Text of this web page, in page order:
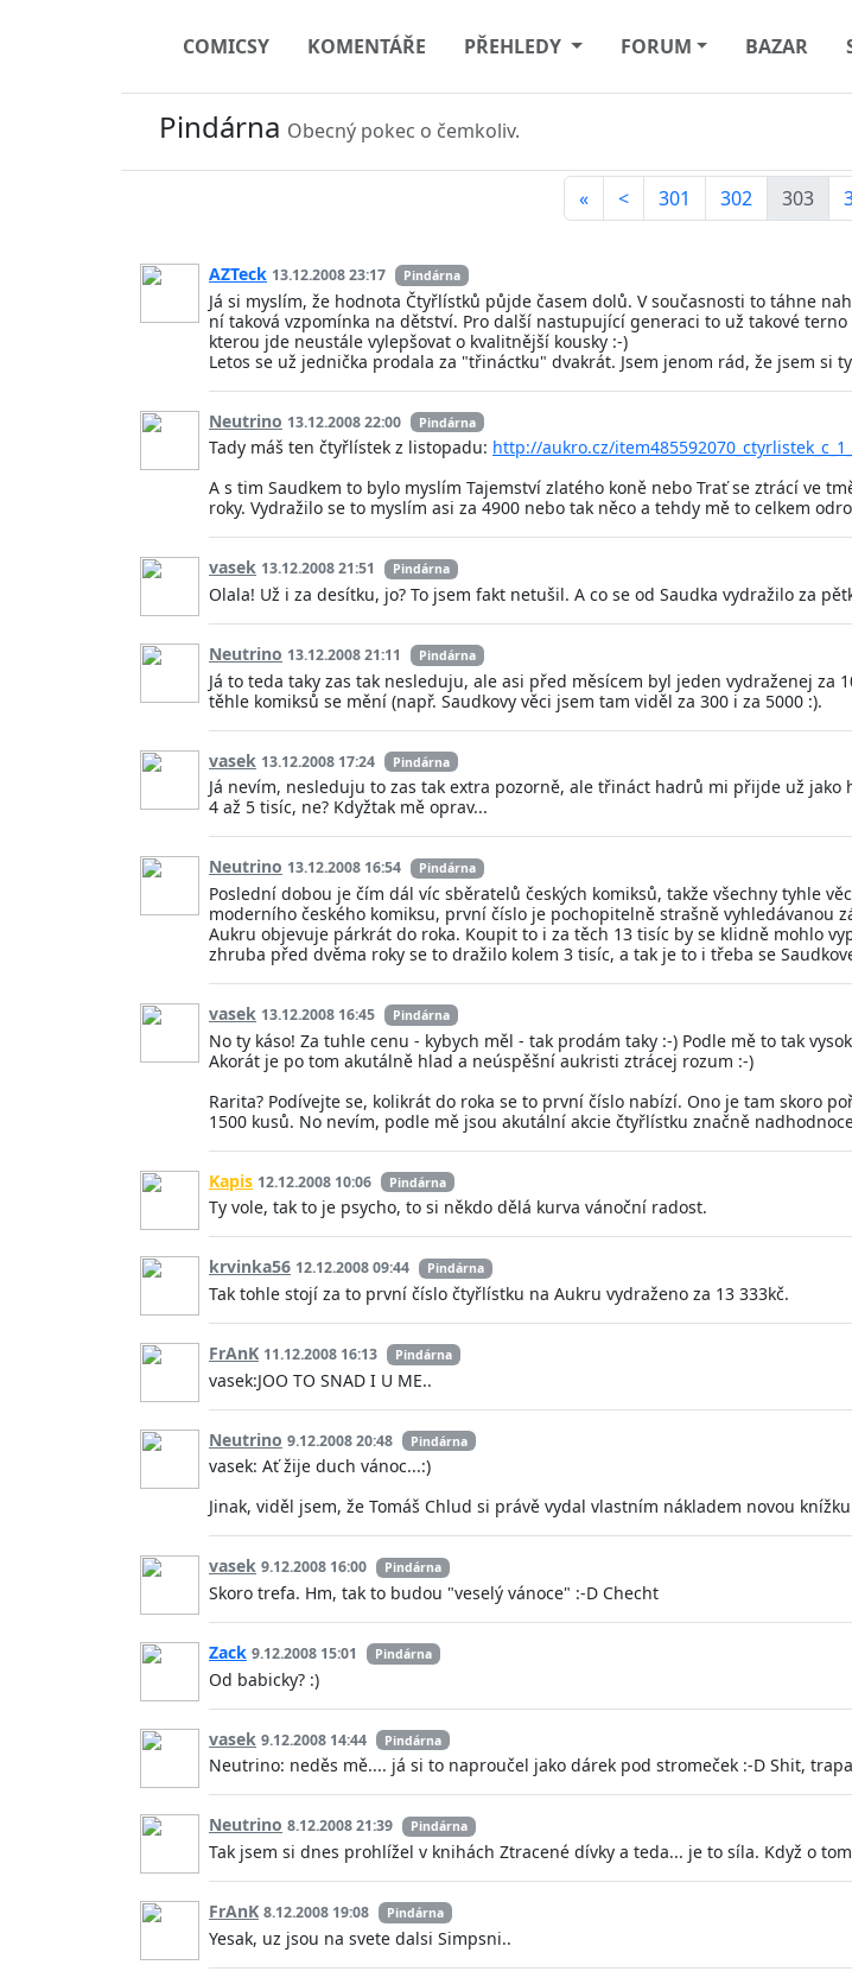
COMICSY KOMENTÁŘE PŘEHLEDY FORUM BAZAR
Pindárna Obecný pokec o čemkoliv.
« < 301 302 303
AZTeck 13.12.2008 23:17 Pindárna
Já si myslím, že hodnota Čtyřlístků půjde časem dolů. V současnosti to táhne
ní taková vzpomínka na dětství. Pro další nastupující generaci to už takové
kterou jde neustále vylepšovat o kvalitnější kousky :-)
Letos se už jednička prodala za "třináctku" dvakrát. Jsem jenom rád, že jsem si
Neutrino 13.12.2008 22:00 Pindárna
Tady máš ten čtyřlístek z listopadu: http://aukro.cz/
A s tim Saudkem to bylo myslím Tajemství zlatého koně nebo Trať se ztrácí ve
roky. Vydražilo se to myslím asi za 4900 nebo tak něco a tehdy mě to celkem
vasek 13.12.2008 21:51 Pindárna
Olala! Už i za desítku, jo? To jsem fakt netušil. A co se od Saudka vydražilo za
Neutrino 13.12.2008 21:11 Pindárna
Já to teda taky zas tak nesleduju, ale asi před měsícem byl jeden vydraženej
těhle komiksů se mění (např. Saudkovy věci jsem tam viděl za 300 i za 5000 :).
vasek 13.12.2008 17:24 Pindárna
Já nevím, nesleduju to zas tak extra pozorně, ale třináct hadrů mi přijde už
4 až 5 tisíc, ne? Kdyžtak mě oprav...
Neutrino 13.12.2008 16:54 Pindárna
Poslední dobou je čím dál víc sběratelů českých komiksů, takže všechny tyhle
moderního českého komiksu, první číslo je pochopitelně strašně vyhledávanou
Aukru objevuje párkrát do roka. Koupit to i za těch 13 tisíc by se klidně mohlo
zhruba před dvěma roky se to dražilo kolem 3 tisíc, a tak je to i třeba se
vasek 13.12.2008 16:45 Pindárna
No ty káso! Za tuhle cenu - kybych měl - tak prodám taky :-) Podle mě to tak
Akorát je po tom akutálně hlad a neúspěšní aukristi ztrácej rozum :-)
Rarita? Podívejte se, kolikrát do roka se to první číslo nabízí. Ono je tam skoro
1500 kusů. No nevím, podle mě jsou akutální akcie čtyřlístku značně
Kapis 12.12.2008 10:06 Pindárna
Ty vole, tak to je psycho, to si někdo dělá kurva vánoční radost.
krvinka56 12.12.2008 09:44 Pindárna
Tak tohle stojí za to první číslo čtyřlístku na Aukru vydraženo za 13 333kč.
FrAnK 11.12.2008 16:13 Pindárna
vasek:JOO TO SNAD I U ME..
Neutrino 9.12.2008 20:48 Pindárna
vasek: Ať žije duch vánoc...:)
Jinak, viděl jsem, že Tomáš Chlud si právě vydal vlastním nákladem novou
vasek 9.12.2008 16:00 Pindárna
Skoro trefa. Hm, tak to budou "veselý vánoce" :-D Checht
Zack 9.12.2008 15:01 Pindárna
Od babicky? :)
vasek 9.12.2008 14:44 Pindárna
Neutrino: neděs mě.... já si to naproučel jako dárek pod stromeček :-D Shit,
Neutrino 8.12.2008 21:39 Pindárna
Tak jsem si dnes prohlížel v knihách Ztracené dívky a teda... je to síla. Když o
FrAnK 8.12.2008 19:08 Pindárna
Yesak, uz jsou na svete dalsi Simpsni..